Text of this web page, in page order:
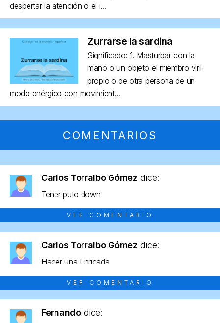
despertar la atención o el i...
Zurrarse la sardina
Significado: 1. Masturbar con la
mano o un objeto el miembro viril
propio o de otra persona de un
modo enérgico con movimient...
COMENTARIOS
Carlos Torralbo Gómez dice:
Tener puto down
VER COMENTARIO
Carlos Torralbo Gómez dice:
Hacer una Enricada
VER COMENTARIO
Fernando dice: